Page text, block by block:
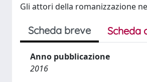
Gli attori della romanizzazione
Scheda breve Scheda
Anno pubblicazione
2016